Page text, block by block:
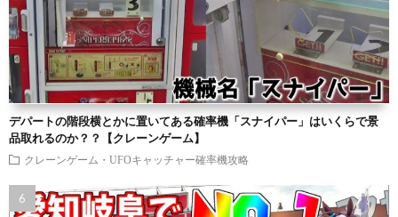
デパートの階段横とかに置いてある確率機「スナイパー」はいくらで景
品取れるのか？？【クレーンゲーム】
クレーンゲーム・UFOキャッチャー確率機攻略